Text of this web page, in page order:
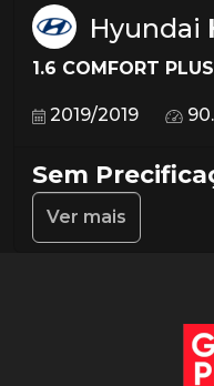
Hyundai
1.6 COMFORT
2019/2019
Sem
Ver mais